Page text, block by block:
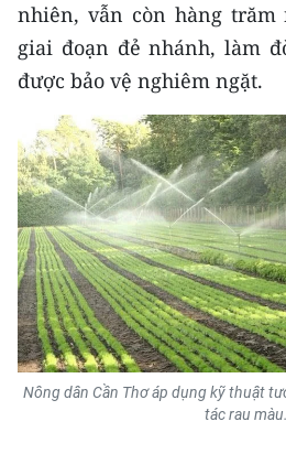
Media Thế giới
Media Thể thao
Media Giáo dục
Media Y tế
Media Khoa học - Công nghệ
Media Môi trường
Ảnh
Infographic
nhiên, vẫn còn hàng trăm
giai đoạn đẻ nhánh, làm
được bảo vệ nghiêm ngặt.
Nông dân Cần Thơ áp dụng kỹ thuật
tác rau màu.